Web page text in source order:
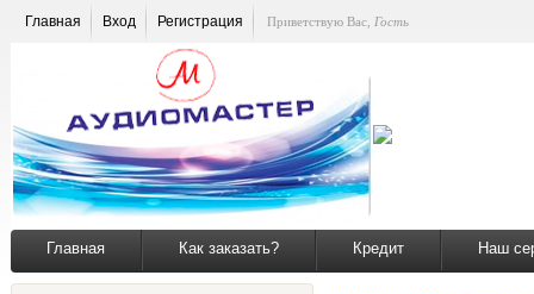
Главная Вход Регистрация Приветствую Вас Гость
Главная Как заказать? Кредит Наш